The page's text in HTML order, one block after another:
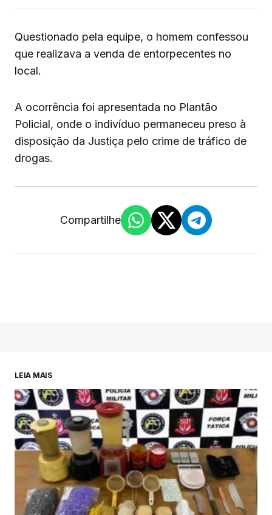
Questionado pela equipe, o homem confessou
que realizava a venda de entorpecentes no
local.
A ocorrência foi apresentada no Plantão
Policial, onde o indivíduo permaneceu preso à
disposição da Justiça pelo crime de tráfico de
drogas.
Compartilhe
LEIA MAIS